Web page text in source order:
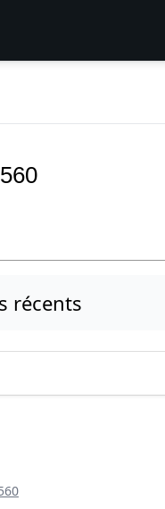
récents